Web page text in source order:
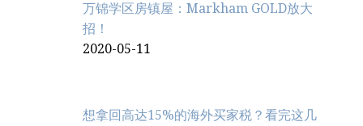
万锦学区房镇屋：Markham GOLD放大
招！
2020-05-11
想拿回高达15%的海外买家税？看完这几